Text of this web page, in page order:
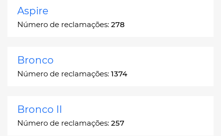
Aspire
Número de reclamações: 278
Bronco
Número de reclamações: 1374
Bronco II
Número de reclamações: 257